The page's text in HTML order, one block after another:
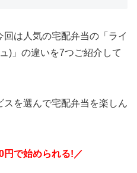
は人気の宅配弁当の「ライ
)」の違いを7つご紹介して
を選んで宅配弁当を楽しん
円で始められる!／